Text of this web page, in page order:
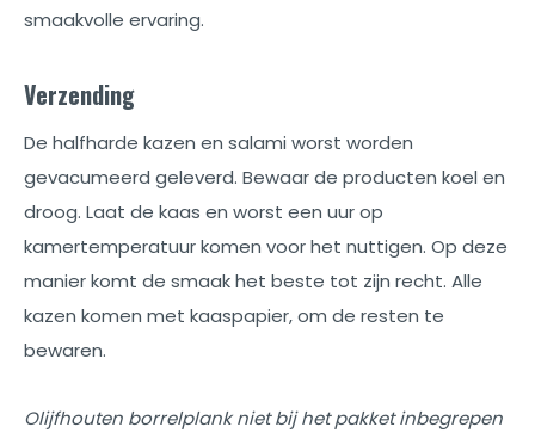
smaakvolle ervaring.
Verzending
De halfharde kazen en salami worst worden
gevacumeerd geleverd. Bewaar de producten koel en
droog. Laat de kaas en worst een uur op
kamertemperatuur komen voor het nuttigen. Op deze
manier komt de smaak het beste tot zijn recht. Alle
kazen komen met kaaspapier, om de resten te
bewaren.
Olijfhouten borrelplank niet bij het pakket inbegrepen